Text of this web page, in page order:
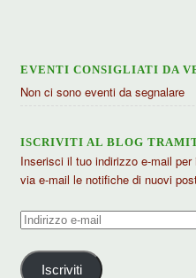
EVENTI CONSIGLIATI DA
Non ci sono eventi da segnalare
ISCRIVITI AL BLOG
Inserisci il tuo indirizzo e-mail
via e-mail le notifiche di nuovi
Indirizzo
mail
Iscriviti